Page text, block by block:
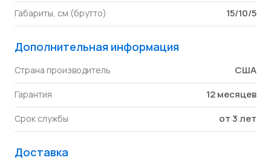
Габариты, см (брутто) 15/10/5
Дополнительная информация
Страна производитель США
Гарантия 12 месяцев
Срок службы от 3 лет
Доставка